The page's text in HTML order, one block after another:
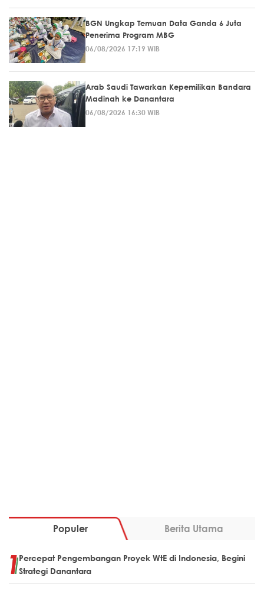
BGN Ungkap Temuan Data Ganda 6 Juta
Penerima Program MBG
06/08/2026 17:19 WIB
Arab Saudi Tawarkan Kepemilikan Bandara
Madinah ke Danantara
06/08/2026 16:30 WIB
Populer Berita Utama
Percepat Pengembangan Proyek WtE di Indonesia, Begini
Strategi Danantara